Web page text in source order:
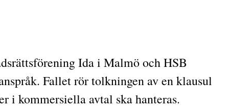
Ida i Malmö och HSB
Fallet rör tolkningen av en klausul
i kommersiella avtal ska hanteras.